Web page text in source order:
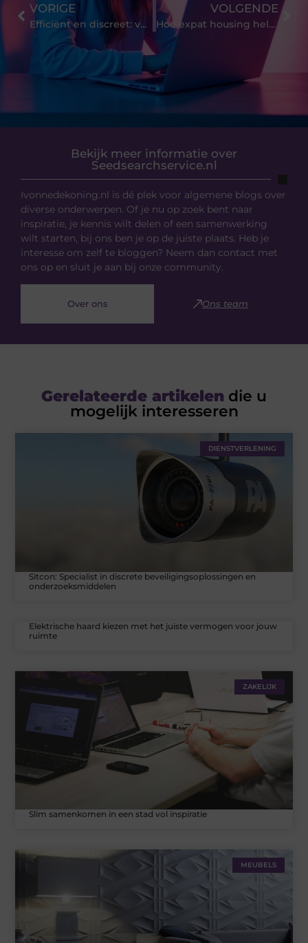
Bekijk meer informatie over
Seedsearchservice.nl
Ivonnedekoning.nl is dé plek voor algemene blogs over
diverse onderwerpen. Of je nu op zoek bent naar
inspiratie, je kennis wilt delen of een samenwerking
wilt starten, bij ons ben je op de juiste plaats. Heb je
interesse om zelf te bloggen? Neem dan contact met
ons op en sluit je aan bij onze community.
Over ons Ons team
VORIGE
Efficiënt en discreet: vernietigen van producten in Zaltbommel
VOLGENDE
Hoe expat housing helpt bij een soepele landing in een nieuwe stad
Gerelateerde artikelen die u
mogelijk interesseren
DIENSTVERLENING
Sitcon: Specialist in discrete beveiligingsoplossingen en
onderzoeksmiddelen
Elektrische haard kiezen met het juiste vermogen voor jouw
ruimte
ZAKELIJK
Slim samenkomen in een stad vol inspiratie
MEUBELS